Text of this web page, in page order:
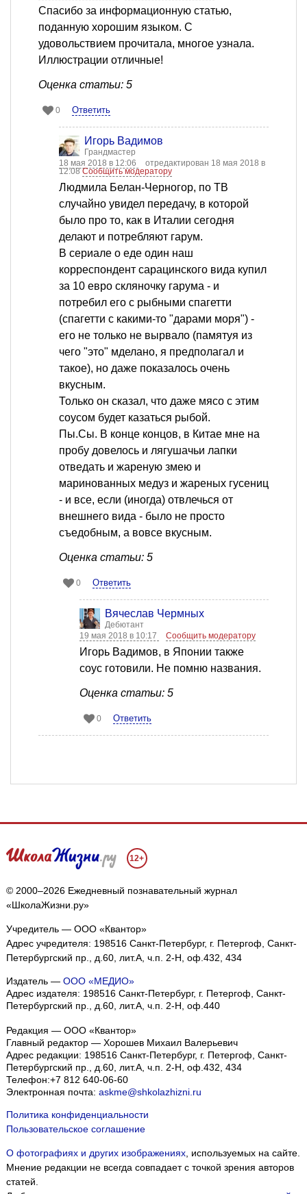
Спасибо за информационную статью,
поданную хорошим языком. С
удовольствием прочитала, многое узнала.
Иллюстрации отличные!
Оценка статьи: 5
0 Ответить
Игорь Вадимов
Грандмастер
18 мая 2018 в 12:06
отредактирован 18 мая 2018 в
12:08Сообщить модератору
Людмила Белан-Черногор, по ТВ
случайно увидел передачу, в которой
было про то, как в Италии сегодня
делают и потребляют гарум.
В сериале о еде один наш
корреспондент сарацинского вида купил
за 10 евро скляночку гарума - и
потребил его с рыбными спагетти
(спагетти с какими-то "дарами моря") -
его не только не вырвало (памятуя из
чего "это" мделано, я предполагал и
такое), но даже показалось очень
вкусным.
Только он сказал, что даже мясо с этим
соусом будет казаться рыбой.
Пы.Сы. В конце концов, в Китае мне на
пробу довелось и лягушачьи лапки
отведать и жареную змею и
маринованных медуз и жареных гусениц
- и все, если (иногда) отвлечься от
внешнего вида - было не просто
съедобным, а вовсе вкусным.
Оценка статьи: 5
0 Ответить
Вячеслав Чермных
Дебютант
19 мая 2018 в 10:17
Сообщить модератору
Игорь Вадимов, в Японии также
соус готовили. Не помню названия.
Оценка статьи: 5
0 Ответить
12+
© 2000–2026 Ежедневный познавательный журнал
«ШколаЖизни.ру»
Учредитель — ООО «Квантор»
Адрес учредителя: 198516 Санкт-Петербург, г. Петергоф, Санкт-
Петербургский пр., д.60, лит.А, ч.п. 2-Н, оф.432, 434
Издатель — ООО «МЕДИО»
Адрес издателя: 198516 Санкт-Петербург, г. Петергоф, Санкт-
Петербургский пр., д.60, лит.А, ч.п. 2-Н, оф.440
Редакция — ООО «Квантор»
Главный редактор — Хорошев Михаил Валерьевич
Адрес редакции: 198516 Санкт-Петербург, г. Петергоф Санкт-
Петербургский пр., д.60, лит.А, ч.п. 2-Н, оф.432, 434
Телефон:+7 812 640-06-60
Электронная почта: askme@shkolazhizni.ru
Политика конфиденциальности
Пользовательское соглашение
О фотографиях и других изображениях, используемых на сайте.
Мнение редакции не всегда совпадает с точкой зрения авторов
статей.